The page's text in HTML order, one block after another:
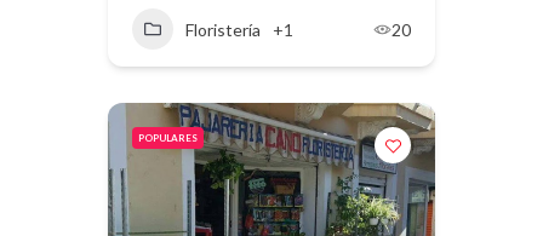
Floristería +1 20
POPULARES